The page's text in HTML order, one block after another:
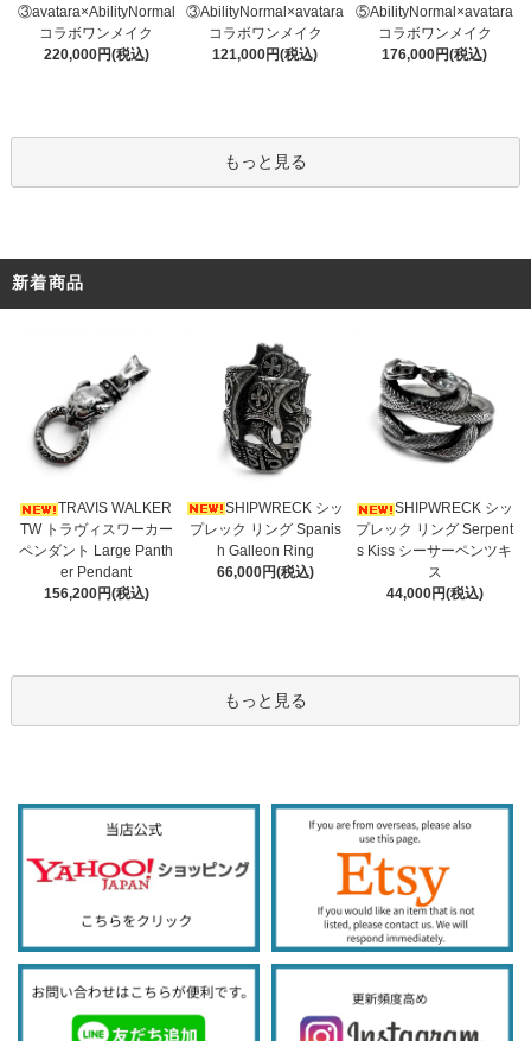
③avatara×AbilityNormal
コラボワンメイク
220,000円(税込)
③AbilityNormal×avatara
コラボワンメイク
121,000円(税込)
⑤AbilityNormal×avatara
コラボワンメイク
176,000円(税込)
もっと見る
新着商品
TRAVIS WALKER
TW トラヴィスワーカー
ペンダント Large Panth
er Pendant
156,200円(税込)
SHIPWRECK シッ
プレック リング Spanis
h Galleon Ring
66,000円(税込)
SHIPWRECK シッ
プレック リング Serpent
s Kiss シーサーペンツキ
ス
44,000円(税込)
もっと見る